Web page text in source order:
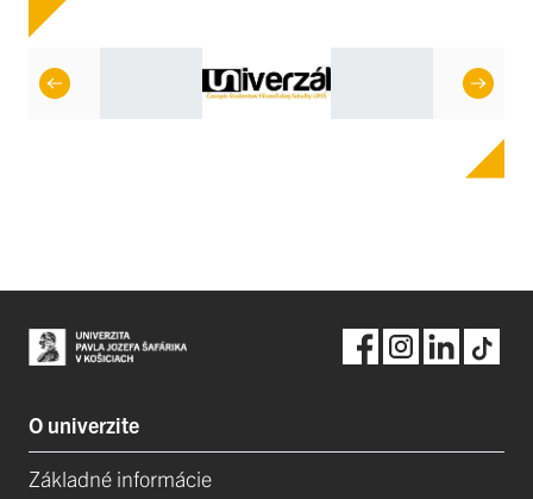
O univerzite
Základné informácie